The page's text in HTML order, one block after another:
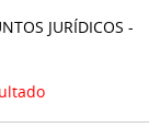
JURÍDICOS -